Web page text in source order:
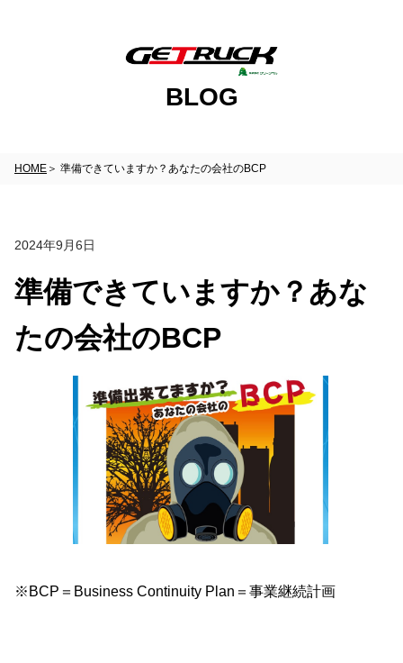
BLOG
HOME 準備できていますか？あなたの会社のBCP
2024年9月6日
準備できていますか？あな
たの会社のBCP
※BCP＝Business Continuity Plan＝事業継続計画